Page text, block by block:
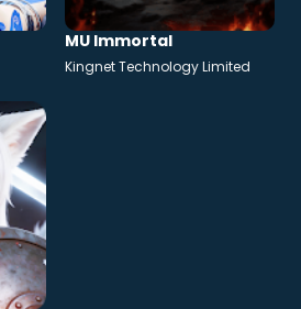
MU Immortal
Kingnet Technology Limited